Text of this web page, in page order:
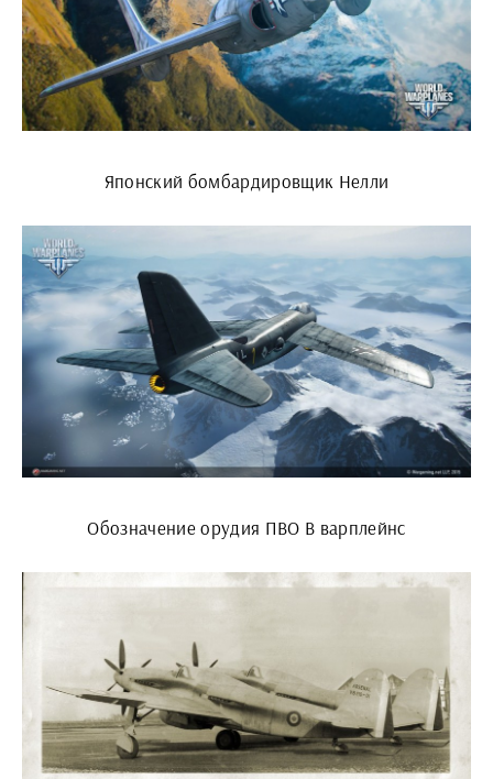
Японский бомбардировщик Нелли
Обозначение орудия ПВО В варплейнс